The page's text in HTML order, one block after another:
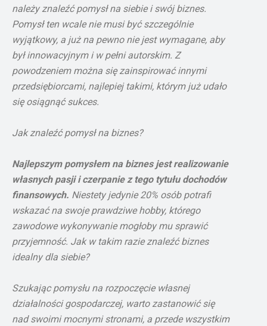
należy znaleźć pomysł na siebie i swój biznes.
Pomysł ten wcale nie musi być szczególnie
wyjątkowy, a już na pewno nie jest wymagane, aby
był innowacyjnym i w pełni autorskim. Z
powodzeniem można się zainspirować innymi
przedsiębiorcami, najlepiej takimi, którym już udało
się osiągnąć sukces.
Jak znaleźć pomysł na biznes?
Najlepszym pomysłem na biznes jest realizowanie
własnych pasji i czerpanie z tego tytułu dochodów
finansowych. Niestety jedynie 20% osób potrafi
wskazać na swoje prawdziwe hobby, którego
zawodowe wykonywanie mogłoby mu sprawić
przyjemność. Jak w takim razie znaleźć biznes
idealny dla siebie?
Szukając pomysłu na rozpoczęcie własnej
działalności gospodarczej, warto zastanowić się
nad swoimi mocnymi stronami, a przede wszystkim